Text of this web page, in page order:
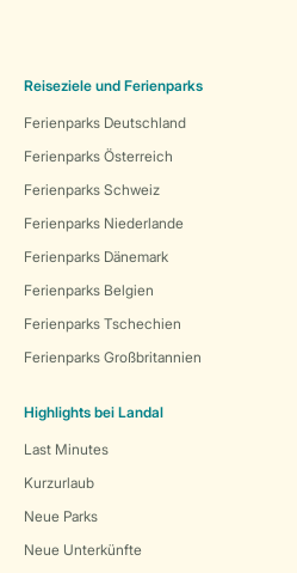
Reiseziele und Ferienparks
Ferienparks Deutschland
Ferienparks Österreich
Ferienparks Schweiz
Ferienparks Niederlande
Ferienparks Dänemark
Ferienparks Belgien
Ferienparks Tschechien
Ferienparks Großbritannien
Highlights bei Landal
Last Minutes
Kurzurlaub
Neue Parks
Neue Unterkünfte